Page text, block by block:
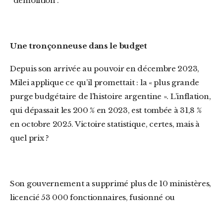
Une tronçonneuse dans le budget
Depuis son arrivée au pouvoir en décembre 2023,
Milei applique ce qu’il promettait : la « plus grande
purge budgétaire de l’histoire argentine ». L’inflation,
qui dépassait les 200 % en 2023, est tombée à 31,8 %
en octobre 2025. Victoire statistique, certes, mais à
quel prix ?
Son gouvernement a supprimé plus de 10 ministères,
licencié 53 000 fonctionnaires, fusionné ou